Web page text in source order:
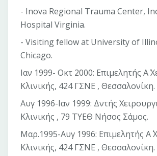
- Inova Regional Trauma Center,
Hospital Virginia.
- Visiting fellow at University of
Chicago.
Ιαν 1999- Οκτ 2000: Επιμελητής Α΄
Κλινικής, 424 ΓΣΝΕ , Θεσσαλονίκη.
Αυγ 1996-Ιαν 1999: Δντής
Κλινικής , 79 ΤΥΕΘ Νήσος Σάμος.
Μαρ.1995-Αυγ 1996: Επιμελητής Α΄
Κλινικής, 424 ΓΣΝΕ , Θεσσαλονίκη.